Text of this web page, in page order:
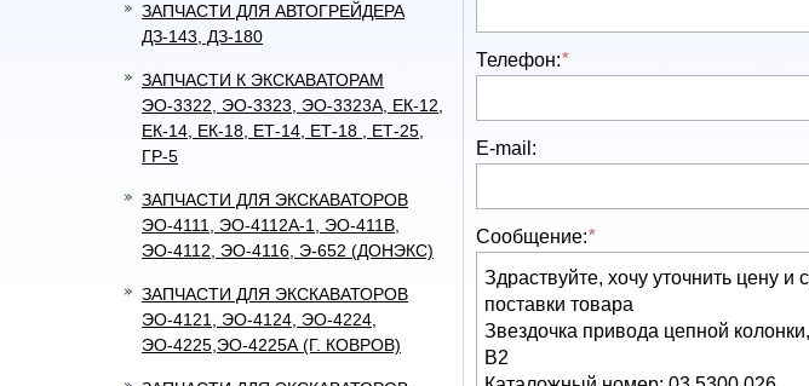
ЗАПЧАСТИ ДЛЯ АВТОГРЕЙДЕРА
ДЗ-143, ДЗ-180
ЗАПЧАСТИ К ЭКСКАВАТОРАМ
ЭО-3322, ЭО-3323, ЭО-3323А, ЕК-12,
ЕК-14, ЕК-18, ЕТ-14, ЕТ-18 , ЕТ-25,
ГР-5
ЗАПЧАСТИ ДЛЯ ЭКСКАВАТОРОВ
ЭО-4111, ЭО-4112А-1, ЭО-411В,
ЭО-4112, ЭО-4116, Э-652 (ДОНЭКС)
ЗАПЧАСТИ ДЛЯ ЭКСКАВАТОРОВ
ЭО-4121, ЭО-4124, ЭО-4224,
ЭО-4225,ЭО-4225А (Г. КОВРОВ)
Телефон:*
E-mail:
Сообщение:*